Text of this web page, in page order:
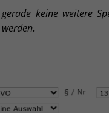
keine weitere